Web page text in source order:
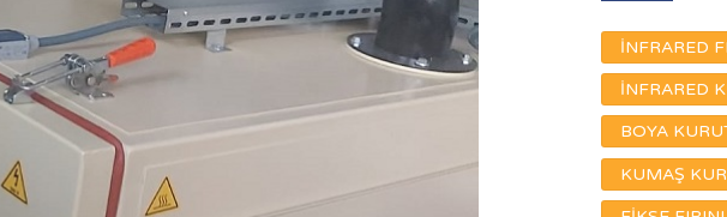
İNFRARED
İNFRARED
BOYA
KUMAŞ